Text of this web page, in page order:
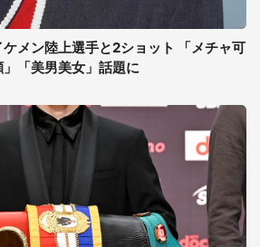
メン陸上選手と2ショット 「メチャ可
「美男美女」話題に